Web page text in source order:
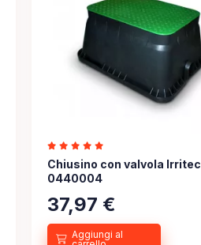
Chiusino con valvola Irritec
0440004
37,97 €